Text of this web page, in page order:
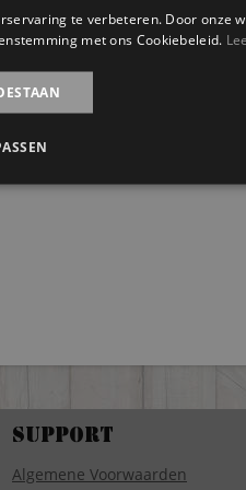
Support
Algemene Voorwaarden
te verbeteren. Door onze
met ons Cookiebeleid.